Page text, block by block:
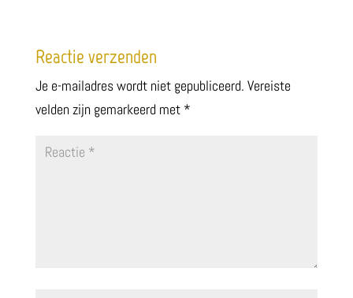
Reactie verzenden
Je e-mailadres wordt niet gepubliceerd. Vereiste
velden zijn gemarkeerd met *